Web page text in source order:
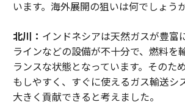
います。海外展開の狙いは何でしょうか
北川： インドネシアは天然ガスが豊富
ラインなどの設備が不十分で、燃料を
ランスな状態となっています。そのた
もしやすく、すぐに使えるガス輸送シ
大きく貢献できると考えました。